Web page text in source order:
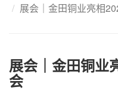
展会｜金田铜业亮相
展会｜金田铜业
会